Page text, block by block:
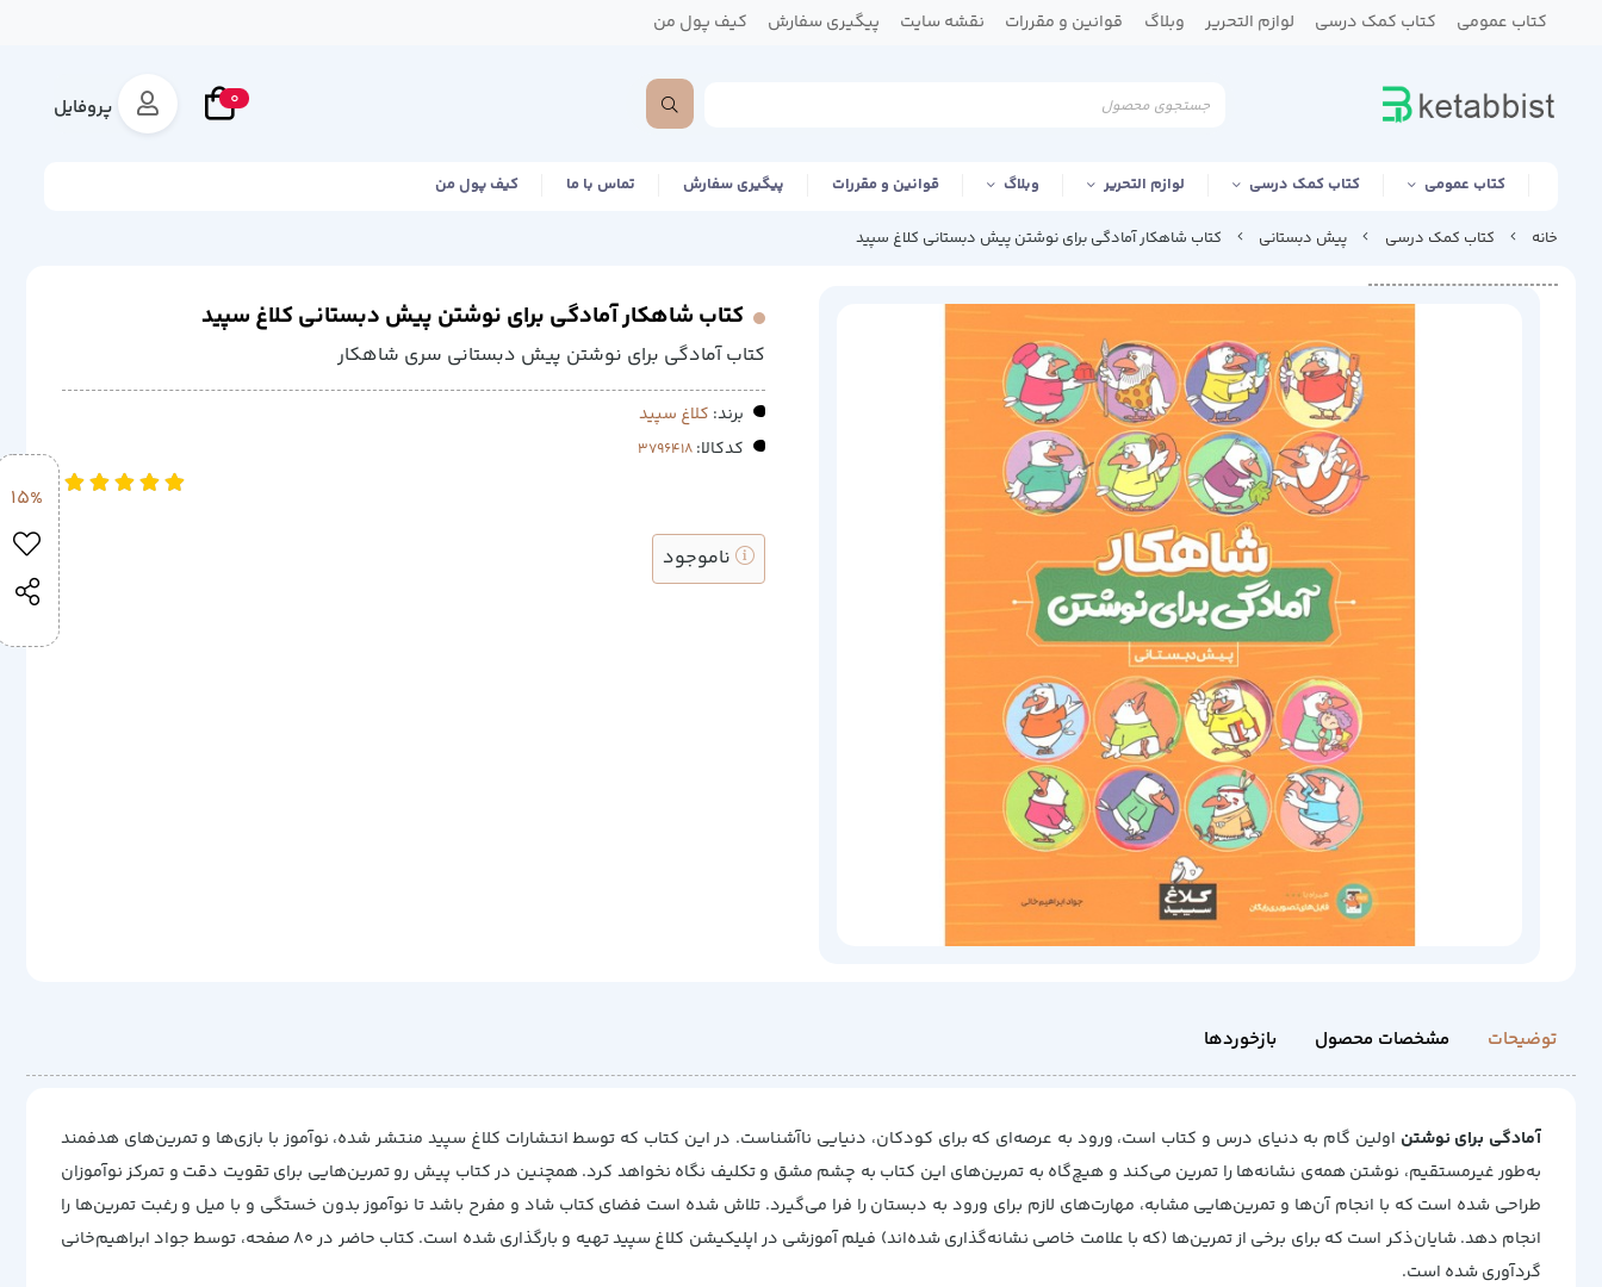
کتاب عمومی کتاب کمک درسی لوازم التحریر وبلاگ قوانین و مقررات نقشه سایت پیگیری سفارش کیف پول من
0 پروفایل
کتاب عمومی کتاب کمک درسی لوازم التحریر وبلاگ قوانین و مقررات پیگیری سفارش تماس با ما کیف پول من
خانه کتاب کمک درسی پیش دبستانی کتاب شاهکار آمادگی برای نوشتن پیش دبستانی کلاغ سپید
کتاب شاهکار آمادگی برای نوشتن پیش دبستانی کلاغ سپید
کتاب آمادگی برای نوشتن پیش دبستانی سری شاهکار
برند: کلاغ سپید
کدکالا:
15%
ناموجود
توضیحات مشخصات محصول بازخوردها
آمادگی برای نوشتن اولین گام به دنیای درس و کتاب است، ورود به عرصه‌ای که برای کودکان، دنیایی ناآشناست. در این کتاب که توسط انتشارات کلاغ سپید منتشر شده، نوآموز با بازی‌ها و تمرین‌های هدفمند
به‌طور غیر‌مستقیم، نوشتن همه‌ی نشانه‌ها را تمرین می‌کند و هیچ‌گاه به تمرین‌های این کتاب به چشم مشق و تکلیف نگاه نخواهد کرد. همچنین در کتاب پیش رو تمرین‌هایی برای تقویت دقت و تمرکز نوآموزان
طراحی شده است که با انجام آن‌ها و تمرین‌هایی مشابه، مهارت‌های لازم برای ورود به دبستان را فرا می‌گیرد. تلاش شده است فضای کتاب شاد و مفرح باشد تا نوآموز بدون خستگی و با میل و رغبت تمرین‌ها را
انجام دهد. شایان‌‌ذکر است که برای برخی از تمرین‌ها (که با علامت خاصی نشانه‌گذاری شده‌اند) فیلم آموزشی در اپلیکیشن کلاغ سپید تهیه و بارگذاری شده است. کتاب حاضر در 80 صفحه، توسط جواد ابراهیم‌خانی
گردآوری شده است.